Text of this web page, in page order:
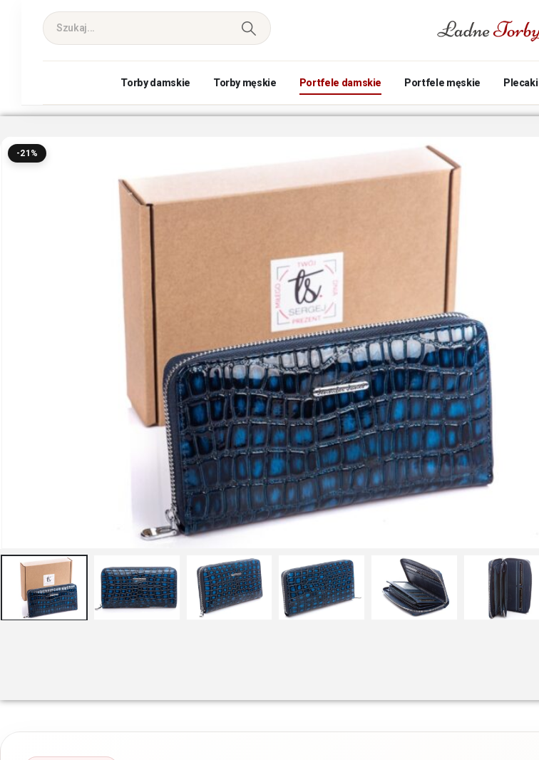
Torby damskie Torby męskie Portfele damskie Portfele męskie Plecaki
-21%